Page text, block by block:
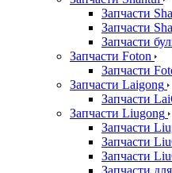
Запчасти
Запчасти
Запчасти
Запчасти Foton
Запчасти
Запчасти Laigong
Запчасти
Запчасти Liugong
Запчасти
Запчасти
Запчасти
Запчасти